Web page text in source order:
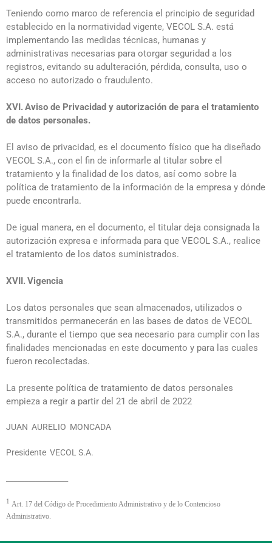
Teniendo como marco de referencia el principio de seguridad
establecido en la normatividad vigente, VECOL S.A. está
implementando las medidas técnicas, humanas y
administrativas necesarias para otorgar seguridad a los
registros, evitando su adulteración, pérdida, consulta, uso o
acceso no autorizado o fraudulento.
XVI.Aviso de Privacidad y autorización de para el tratamiento
de datos personales.
El aviso de privacidad, es el documento físico que ha diseñado
VECOL S.A., con el fin de informarle al titular sobre el
tratamiento y la finalidad de los datos, así como sobre la
política de tratamiento de la información de la empresa y dónde
puede encontrarla.
De igual manera, en el documento, el titular deja consignada la
autorización expresa e informada para que VECOL S.A., realice
el tratamiento de los datos suministrados.
XVII.Vigencia
Los datos personales que sean almacenados, utilizados o
transmitidos permanecerán en las bases de datos de VECOL
S.A., durante el tiempo que sea necesario para cumplir con las
finalidades mencionadas en este documento y para las cuales
fueron recolectadas.
La presente política de tratamiento de datos personales
empieza a regir a partir del 21 de abril de 2022
JUAN AURELIO MONCADA
Presidente VECOL S.A.
1 Art. 17 del Código de Procedimiento Administrativo y de lo Contencioso
Administrativo.